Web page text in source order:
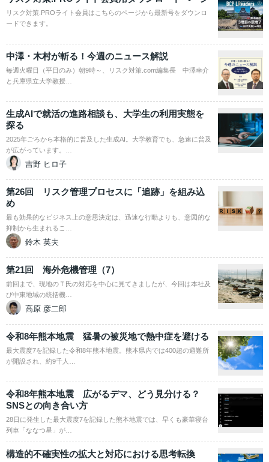
リスク対策.PROライト会員はこちらのページから最新号をダウンロ
ードできます。
中澤・木村が斬る！今週のニュース解説
毎週火曜日（平日のみ）朝9時～、リスク対策.com編集長 中澤幸介
と兵庫県立大学教授…
生成AIで就活の進路相談も、大学生の利用実態を
探る
2025年ごろから本格的に普及した生成AI。大学教育でも、急速に普及
が広がっています。…
吉野 ヒロ子
第26回 リスク管理プロセスに「追跡」を組み込
め
最も効果的なビジネス上の意思決定は、迅速な行動よりも、意図的な
抑制から生まれるこ…
鈴木 英夫
第21回 海外危機管理（7）
前回まで、現地のＴ氏の対応を中心に見てきましたが、今回は本社及
び中東地域の統括機…
高原 彦二郎
令和8年熊本地震 猛暑の被災地で熱中症を避ける
最大震度7を記録した令和8年熊本地震。熊本県内では400超の避難所
が開設され、約9千人…
令和8年熊本地震 広がるデマ、どう見分ける？
SNSとの向き合い方
28日に発生した最大震度7を記録した熊本地震では、早くも豪華寝台
列車「ななつ星」が…
構造的不確実性の拡大と対応における思考転換